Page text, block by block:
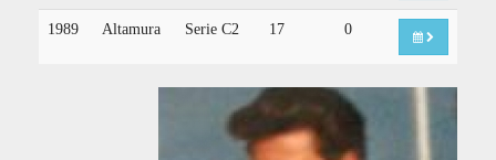
1989 Altamura Serie C2 17 0